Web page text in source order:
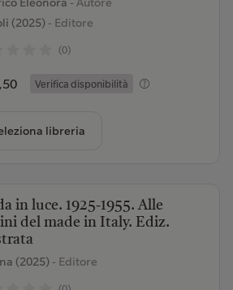
(2025)- Editore
(0)
Verifica disponibilità
libreria
in luce. 1925-1955. Alle
del made in Italy. Ediz.
(2025)- Editore